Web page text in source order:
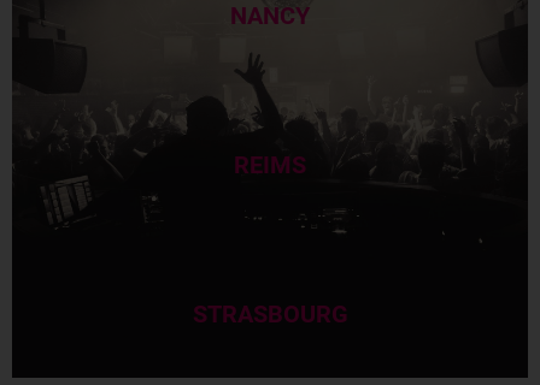
NANCY
REIMS
STRASBOURG